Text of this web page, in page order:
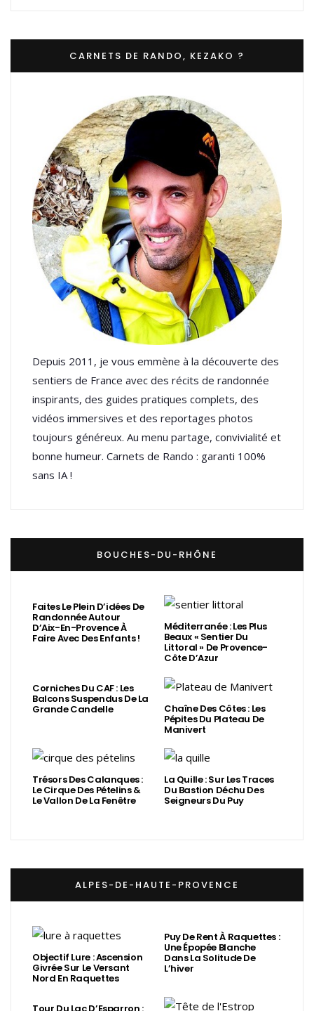
CARNETS DE RANDO, KEZAKO ?
Depuis 2011, je vous emmène à la découverte des
sentiers de France avec des récits de randonnée
inspirants, des guides pratiques complets, des
vidéos immersives et des reportages photos
toujours généreux. Au menu partage, convivialité et
bonne humeur. Carnets de Rando : garanti 100%
sans IA !
BOUCHES-DU-RHÔNE
Faites Le Plein D’idées De
Randonnée Autour
D’Aix-En-Provence À
Faire Avec Des Enfants !
Méditerranée : Les Plus
Beaux « Sentier Du
Littoral » De Provence-
Côte D’Azur
Corniches Du CAF : Les
Balcons Suspendus De La
Grande Candelle Chaîne Des Côtes : Les
Pépites Du Plateau De
Manivert
Trésors Des Calanques :
Le Cirque Des Pételins &
Le Vallon De La Fenêtre
La Quille : Sur Les Traces
Du Bastion Déchu Des
Seigneurs Du Puy
ALPES-DE-HAUTE-PROVENCE
Objectif Lure : Ascension
Givrée Sur Le Versant
Nord En Raquettes
Puy De Rent À Raquettes :
Une Épopée Blanche
Dans La Solitude De
L’hiver